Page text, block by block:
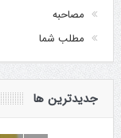
مصاحبه
مطلب شما
جدیدترین ها